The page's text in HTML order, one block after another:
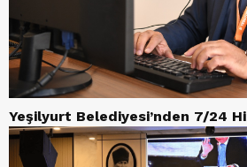
Yeşilyurt Belediyesi’nden 7/24